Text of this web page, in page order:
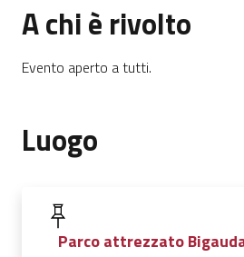
A chi è rivolto
Evento aperto a tutti.
Luogo
Parco attrezzato